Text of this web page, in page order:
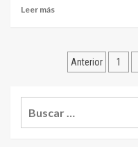
Leer más
Anterior 1